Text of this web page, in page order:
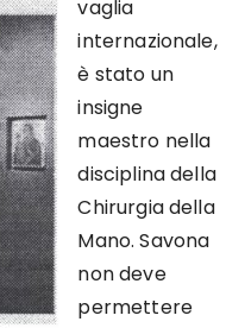
vaglia
internazionale,
è stato un
insigne
maestro nella
disciplina della
Chirurgia della
Mano. Savona
non deve
permettere